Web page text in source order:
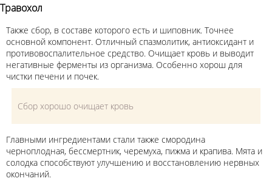
Травохол
Также сбор, в составе которого есть и шиповник. Точнее
основной компонент. Отличный спазмолитик, антиоксидант и
противовоспалительное средство. Очищает кровь и выводит
негативные ферменты из организма. Особенно хорош для
чистки печени и почек.
Сбор хорошо очищает кровь
Главными ингредиентами стали также смородина
черноплодная, бессмертник, черемуха, пижма и крапива. Мята и
солодка способствуют улучшению и восстановлению нервных
окончаний.